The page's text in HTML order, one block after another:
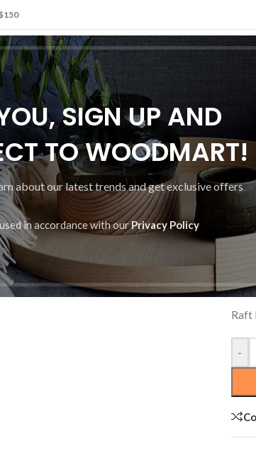
SIGN UP AND
TO WOODMART!
about our latest trends and get exclusive offers
in accordance with ourPrivacy Policy
1
Raft
-